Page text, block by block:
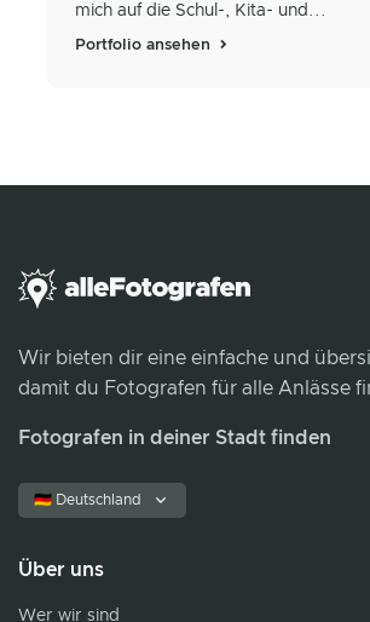
mich auf die Schul-, Kita- und...
Portfolio ansehen
Wir bieten dir eine einfache und
damit du Fotografen für alle Anlässe
Fotografen in deiner Stadt finden
🇩🇪 Deutschland
Über uns
Wer wir sind